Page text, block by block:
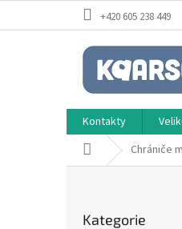
+420 605 238 449
Kontakty
Domů Chrániče
kategorie
Kategorie